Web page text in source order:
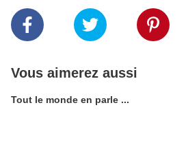
Vous aimerez aussi
Tout le monde en parle ...